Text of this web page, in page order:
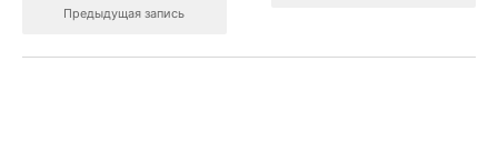
Предыдущая запись